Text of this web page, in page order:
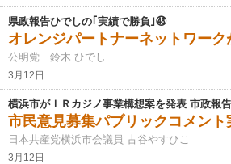
県政報告ひでしの｢実績で勝負｣㊽
オレンジパートナーネットワーク
公明党 鈴木 ひでし
3月12日
横浜市がＩＲカジノ事業構想案を発表 市政報告
市民意見募集パブリックコメント
日本共産党横浜市会議員 古谷やすひこ
3月12日